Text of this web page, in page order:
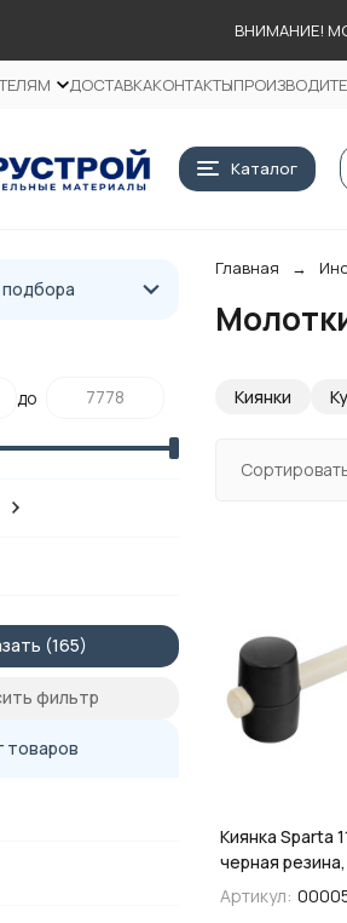
ВНИМАНИЕ!
ДОСТАВКАКОНТАКТЫ
Каталог
Главная
Киянки
Киянка Sparta
черная
деревянная
Артикул:
до
фильтр
товаров